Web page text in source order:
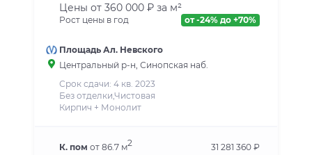
Цены от 360 000 ₽ за м²
Рост цены в год от -24% до +70%
Площадь Ал. Невского
Центральный р-н , Синопская наб.
Срок сдачи: 4 кв. 2023
Без отделки,Чистовая
Кирпич + Монолит
К. пом от 86.7 м2
31 281 360 ₽